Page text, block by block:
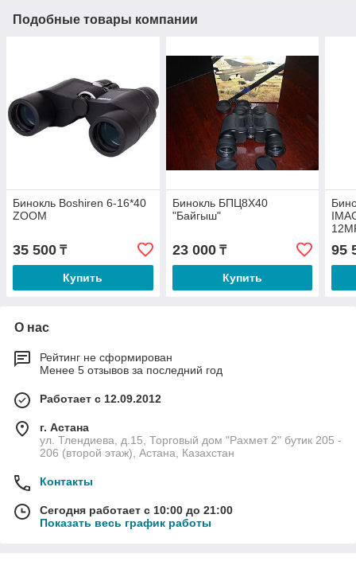
Подобные товары компании
Бинокль Boshiren 6-16*40
ZOOM
35 500 ₸
Купить
Бинокль БПЦ8Х40
"Байгыш"
23 000₸
Купить
95
О нас
Рейтинг не сформирован
Менее 5 отзывов за последний год
Работает с 12.09.2012
г. Астана
ул. Тлендиева, д.15, Торговый дом "Рахмет 2" бутик 205 -
206 (второй этаж), Астана, Казахстан
Контакты
Сегодня работает с 10:00 до 21:00
Показать весь график работы